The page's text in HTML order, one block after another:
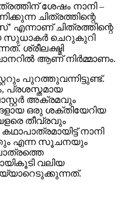
ശേഷം നാനി –
ചിത്രത്തിന്റെ
എന്നാണ് ചിത്രത്തിന്റെ
സുധാകർ ചെറുകുറി
ശ്രീലക്ഷ്മി
ആണ് നിർമ്മാണം.
പുറത്തുവന്നിട്ടുണ്ട്.
പ്രശസ്തമായ
അക്രമവും
ഒരു ശക്തിയേറിയ
തീവ്രവും
നാനി
എന്ന സൂചനയും
വലിയ